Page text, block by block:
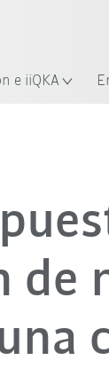
e iiQKA
del sistema
de